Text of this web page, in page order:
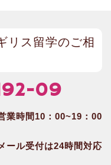
リス留学のご相
09
業時間10：00~19：00
ール受付は24時間対応